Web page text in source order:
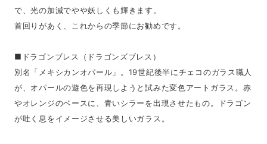
で、光の加減でやや妖しくも輝きます。
首回りがあく、これからの季節にお勧めです。
■ドラゴンブレス（ドラゴンズブレス）
別名「メキシカンオパール」。19世紀後半にチェコのガラス職人
が、オパールの遊色を再現しようと試みた変色アートガラス。赤
やオレンジのベースに、青いシラーを出現させたもの。ドラゴン
が吐く息をイメージさせる美しいガラス。